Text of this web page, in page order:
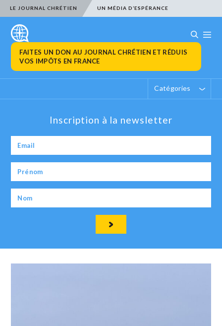
LE JOURNAL CHRÉTIEN UN MÉDIA D’ESPÉRANCE
FAITES UN DON AU JOURNAL CHRÉTIEN ET RÉDUIS
VOS IMPÔTS EN FRANCE
Catégories
Inscription à la newsletter